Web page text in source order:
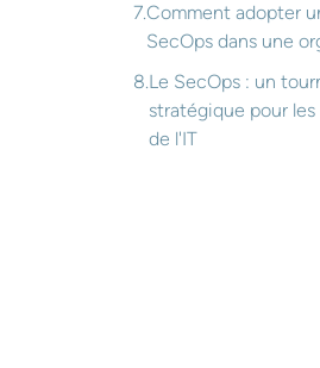
Comment adopter
SecOps dans une
Le SecOps : un
stratégique pour
de l'IT